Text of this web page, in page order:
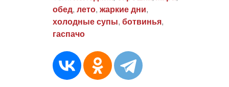
обед, лето, жаркие дни,
холодные супы, ботвинья,
гаспачо